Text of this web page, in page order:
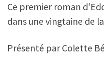
Ce premier roman
dans une vingtaine de
Présenté par Colette